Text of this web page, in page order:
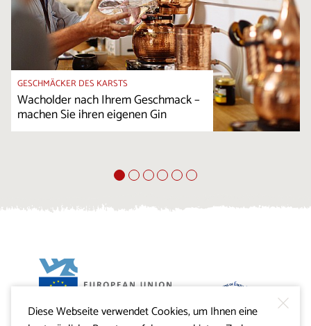
GESCHMÄCKER DES KARSTS
Wacholder nach Ihrem Geschmack –
machen Sie ihren eigenen Gin
Projekt Visitkras. Die Investition wird von der Republik
Diese Webseite verwendet Cookies, um Ihnen eine